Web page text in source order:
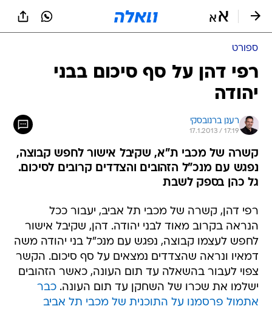
ספורט
רפי דהן על סף סיכום בבני
יהודה
רענן ברנובסקי
17.1.2013 / 17:19
קשרה של מכבי ת"א, שקיבל אישור לחפש קבוצה,
נפגש עם מנכ"ל הזהובים והצדדים קרובים לסיכום.
גל כהן בספק לשבת
רפי דהן, קשרה של מכבי תל אביב, יעבור ככל
הנראה בקרוב מאוד לבני יהודה. דהן, שקיבל אישור
לחפש לעצמו קבוצה, נפגש עם מנכ"ל בני יהודה משה
דמאיו ונראה שהצדדים נמצאים על סף סיכום. הקשר
צפוי לעבור בהשאלה עד תום העונה, כאשר הזהובים
ישלמו את שכרו של השחקן עד תום העונה.כבר
אתמול פרסמנו על התוכנית של מכבי תל אביב